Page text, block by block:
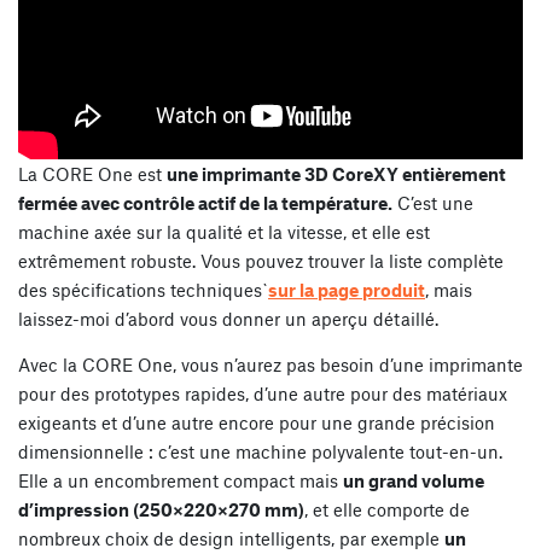
La CORE One est une imprimante 3D CoreXY entièrement
fermée avec contrôle actif de la température. C’est une
machine axée sur la qualité et la vitesse, et elle est
extrêmement robuste. Vous pouvez trouver la liste complète
des spécifications techniques`sur la page produit, mais
laissez-moi d’abord vous donner un aperçu détaillé.
Avec la CORE One, vous n’aurez pas besoin d’une imprimante
pour des prototypes rapides, d’une autre pour des matériaux
exigeants et d’une autre encore pour une grande précision
dimensionnelle : c’est une machine polyvalente tout-en-un.
Elle a un encombrement compact mais un grand volume
d’impression (250×220×270 mm), et elle comporte de
nombreux choix de design intelligents, par exemple un